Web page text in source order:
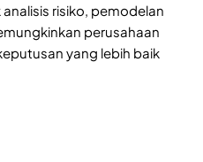
risiko, pemodelan
perusahaan
yang lebih baik